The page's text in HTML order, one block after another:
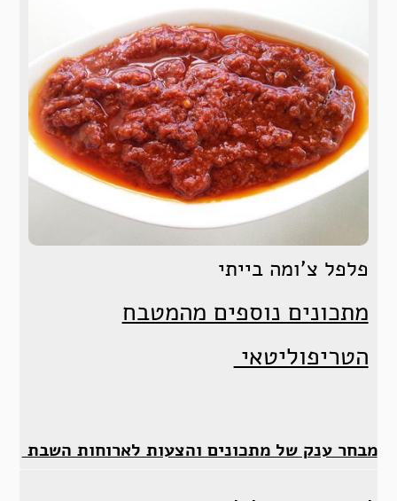
פלפל צ’ומה בייתי
מתכונים נוספים מהמטבח
הטריפוליטאי
מבחר ענק של מתכונים והצעות לארוחות השבת